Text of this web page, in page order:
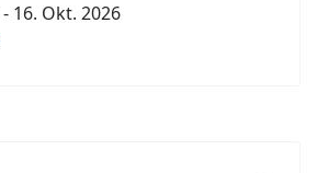
- 16. Okt. 2026